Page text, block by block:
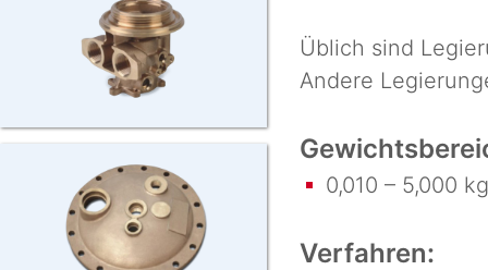
Üblich sind
Andere
0,010 – 5,000 kg
Verfahren: